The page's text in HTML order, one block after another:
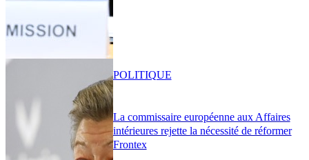
La commissaire européenne aux Affaires
intérieures rejette la nécessité de réformer
Frontex
POLITIQUE